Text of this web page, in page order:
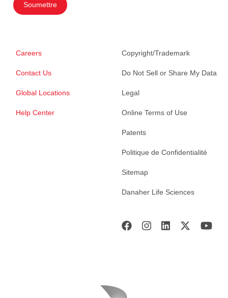
Soumettre
Careers
Contact Us
Global Locations
Help Center
Copyright/Trademark
Do Not Sell or Share My Data
Legal
Online Terms of Use
Patents
Politique de Confidentialité
Sitemap
Danaher Life Sciences